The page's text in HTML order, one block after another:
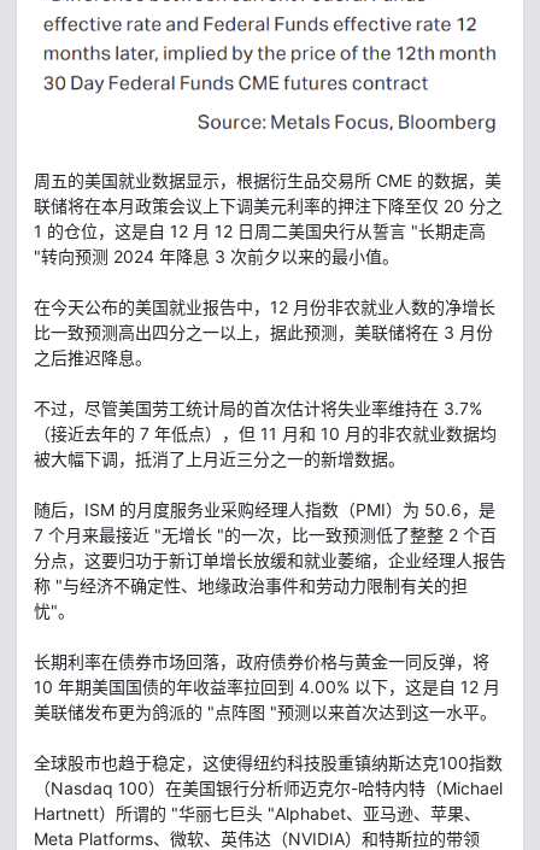
周五的美国就业数据显示，根据衍生品交易所 CME 的数据，美
联储将在本月政策会议上下调美元利率的押注下降至仅 20 分之
1 的仓位，这是自 12 月 12 日周二美国央行从誓言 "长期走高
"转向预测 2024 年降息 3 次前夕以来的最小值。
在今天公布的美国就业报告中，12 月份非农就业人数的净增长
比一致预测高出四分之一以上，据此预测，美联储将在 3 月份
之后推迟降息。
不过，尽管美国劳工统计局的首次估计将失业率维持在 3.7%
（接近去年的 7 年低点），但 11 月和 10 月的非农就业数据均
被大幅下调，抵消了上月近三分之一的新增数据。
随后，ISM 的月度服务业采购经理人指数（PMI）为 50.6，是
7 个月来最接近 "无增长 "的一次，比一致预测低了整整 2 个百
分点，这要归功于新订单增长放缓和就业萎缩，企业经理人报告
称 "与经济不确定性、地缘政治事件和劳动力限制有关的担
忧"。
长期利率在债券市场回落，政府债券价格与黄金一同反弹，将
10 年期美国国债的年收益率拉回到 4.00% 以下，这是自 12 月
美联储发布更为鸽派的 "点阵图 "预测以来首次达到这一水平。
全球股市也趋于稳定，这使得纽约科技股重镇纳斯达克100指数
（Nasdaq 100）在美国银行分析师迈克尔-哈特内特（Michael
Hartnett）所谓的 "华丽七巨头 "Alphabet、亚马逊、苹果、
Meta Platforms、微软、英伟达（NVIDIA）和特斯拉的带领